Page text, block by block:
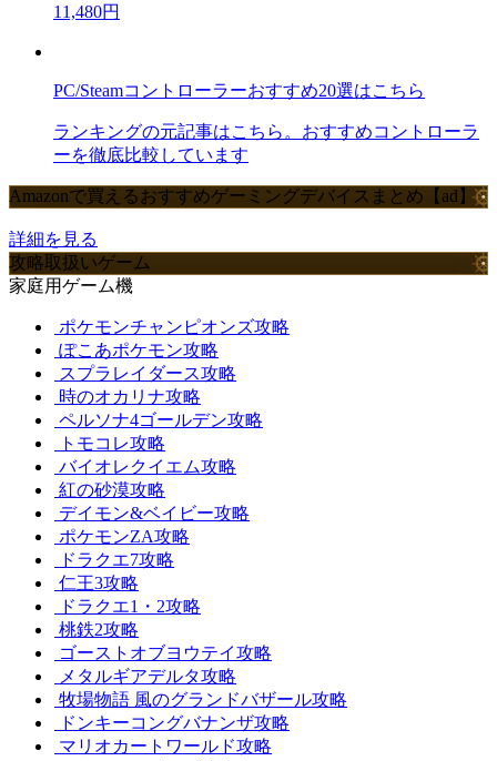
11,480円
PC/Steamコントローラーおすすめ20選はこちら
ランキングの元記事はこちら。おすすめコントローラ
ーを徹底比較しています
Amazonで買えるおすすめゲーミングデバイスまとめ【ad】
詳細を見る
攻略取扱いゲーム
家庭用ゲーム機
ポケモンチャンピオンズ攻略
ぽこあポケモン攻略
スプラレイダース攻略
時のオカリナ攻略
ペルソナ4ゴールデン攻略
トモコレ攻略
バイオレクイエム攻略
紅の砂漠攻略
デイモン&ベイビー攻略
ポケモンZA攻略
ドラクエ7攻略
仁王3攻略
ドラクエ1・2攻略
桃鉄2攻略
ゴーストオブヨウテイ攻略
メタルギアデルタ攻略
牧場物語 風のグランドバザール攻略
ドンキーコングバナンザ攻略
マリオカートワールド攻略